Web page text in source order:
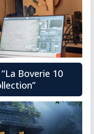
Boverie 10